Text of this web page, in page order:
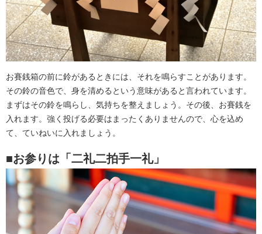
お賽銭箱の前に鈴があるときには、それを鳴らすことがあります。
その鈴の音色で、身を清めるという意味があると言われています。
まずはその鈴を鳴らし、気持ちを整えましょう。その後、お賽銭を
入れます。強く投げる必要はまったくありませんので、心を込め
て、ていねいに入れましょう。
■お参りは「二礼二拍手一礼」